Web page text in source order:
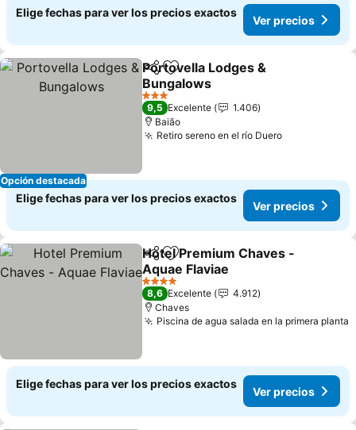
Elige fechas para ver los precios exactos
Ver precios
Opción destacada
CompartirAgregar a favoritos
Portovella Lodges &
Bungalows
3 Estrellas
9,5 Excelente
1.406
Baião
Retiro sereno en el río Duero
Elige fechas para ver los precios exactos
Ver precios
CompartirAgregar a favoritos
Hotel Premium Chaves -
Aquae Flaviae
4 Estrellas
8,6 Excelente
4.912
Chaves
Piscina de agua salada en la primera planta
Elige fechas para ver los precios exactos
Ver precios